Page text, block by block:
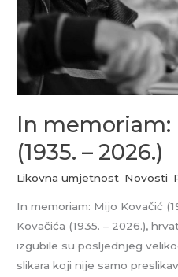
In memoriam:
(1935. – 2026.)
Likovna umjetnost Novosti
In memoriam: Mijo Kovačić
Kovačića (1935. – 2026.),
izgubile su posljednjeg
slikara koji nije samo
2026.)